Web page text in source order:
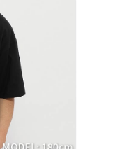
之同意方可使用
，本公司不負相關責
用戶狀況，依本公司即
，本公司將視審查結果
發現惡意使用之情形，
並採取法律行動。